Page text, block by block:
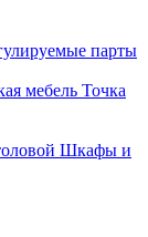
парты
мебель Точка
Шкафы и